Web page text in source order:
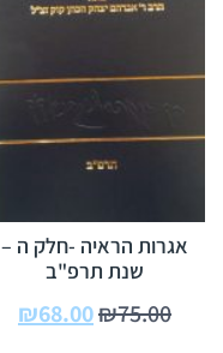
אגרות הראיה -חלק ה –
שנת תרפ"ב
₪75.00
₪68.00